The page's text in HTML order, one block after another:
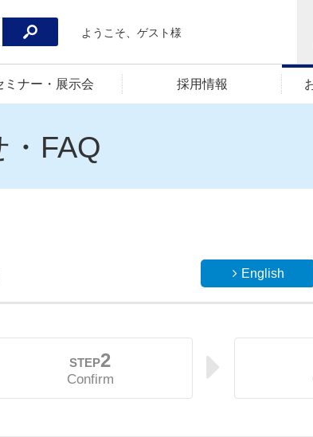
ようこそ、ゲスト様
ミナー・展示会 採用情報
FAQ
English
STEP2
Confirm